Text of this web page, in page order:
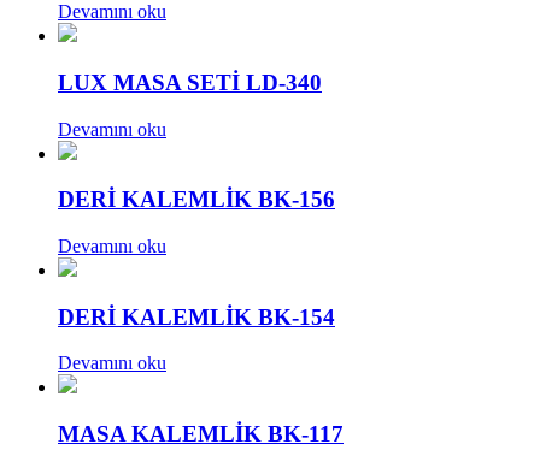
Devamını oku
LUX MASA SETİ LD-340
Devamını oku
DERİ KALEMLİK BK-156
Devamını oku
DERİ KALEMLİK BK-154
Devamını oku
MASA KALEMLİK BK-117